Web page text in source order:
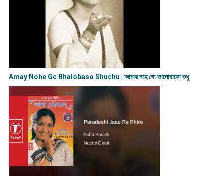
Amay Nohe Go Bhalobaso Shudhu | আমায় নহে গো ভালোবাসো শুধু